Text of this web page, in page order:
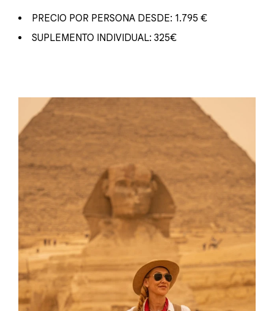
PRECIO POR PERSONA DESDE: 1.795 €
SUPLEMENTO INDIVIDUAL: 325€